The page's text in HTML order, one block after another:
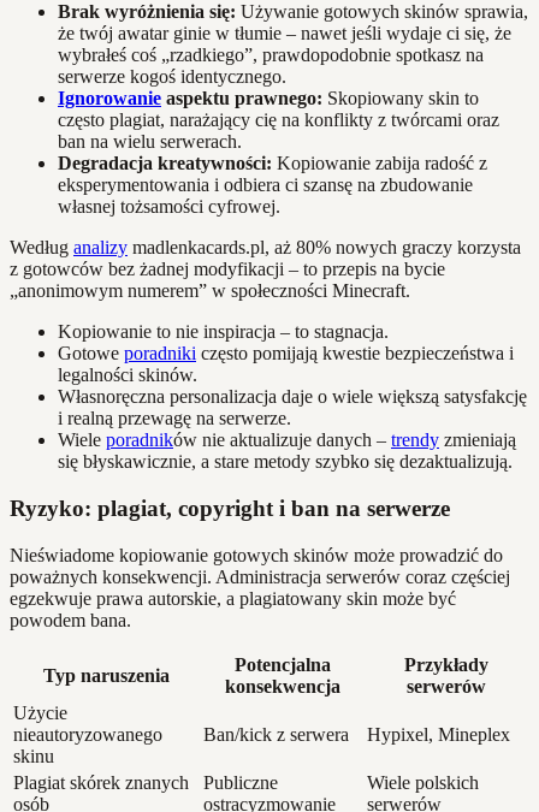
Brak wyróżnienia się: Używanie gotowych skinów sprawia,
że twój awatar ginie w tłumie – nawet jeśli wydaje ci się, że
wybrałeś coś „rzadkiego”, prawdopodobnie spotkasz na
serwerze kogoś identycznego.
Ignorowanie aspektu prawnego: Skopiowany skin to
często plagiat, narażający cię na konflikty z twórcami oraz
ban na wielu serwerach.
Degradacja kreatywności: Kopiowanie zabija radość z
eksperymentowania i odbiera ci szansę na zbudowanie
własnej tożsamości cyfrowej.
Według analizy madlenkacards.pl, aż 80% nowych graczy korzysta
z gotowców bez żadnej modyfikacji – to przepis na bycie
„anonimowym numerem” w społeczności Minecraft.
Kopiowanie to nie inspiracja – to stagnacja.
Gotowe poradniki często pomijają kwestie bezpieczeństwa i
legalności skinów.
Własnoręczna personalizacja daje o wiele większą satysfakcję
i realną przewagę na serwerze.
Wiele poradników nie aktualizuje danych – trendy zmieniają
się błyskawicznie, a stare metody szybko się dezaktualizują.
Ryzyko: plagiat, copyright i ban na serwerze
Nieświadome kopiowanie gotowych skinów może prowadzić do
poważnych konsekwencji. Administracja serwerów coraz częściej
egzekwuje prawa autorskie, a plagiatowany skin może być
powodem bana.
Typ naruszenia
Potencjalna
konsekwencja
Przykłady
serwerów
Użycie
nieautoryzowanego
skinu
Ban/kick z serwera Hypixel, Mineplex
Plagiat skórek znanych
osób
Publiczne
ostracyzmowanie
Wiele polskich
serwerów